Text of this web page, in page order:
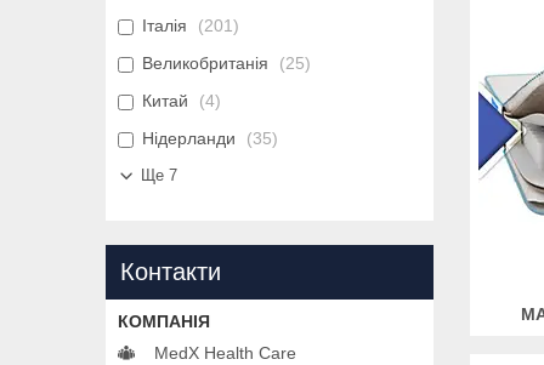
Італія
201
Великобританія
25
Китай
4
Нідерланди
35
Ще 7
Контакти
MedX Health Care